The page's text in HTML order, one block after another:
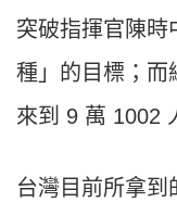
突破指揮官陳時
種」的目標；而
來到 9 萬 1002
台灣目前所拿